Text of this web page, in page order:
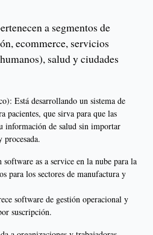
a segmentos de
ecommerce, servicios
salud y ciudades
Está desarrollando un sistema de
pacientes, que sirva para que las
información de salud sin importar
procesada.
as a service en la nube para la
para los sectores de manufactura y
software de gestión operacional y
suscripción.